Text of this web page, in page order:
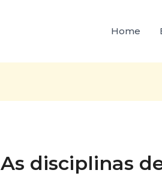
Home
As disciplinas